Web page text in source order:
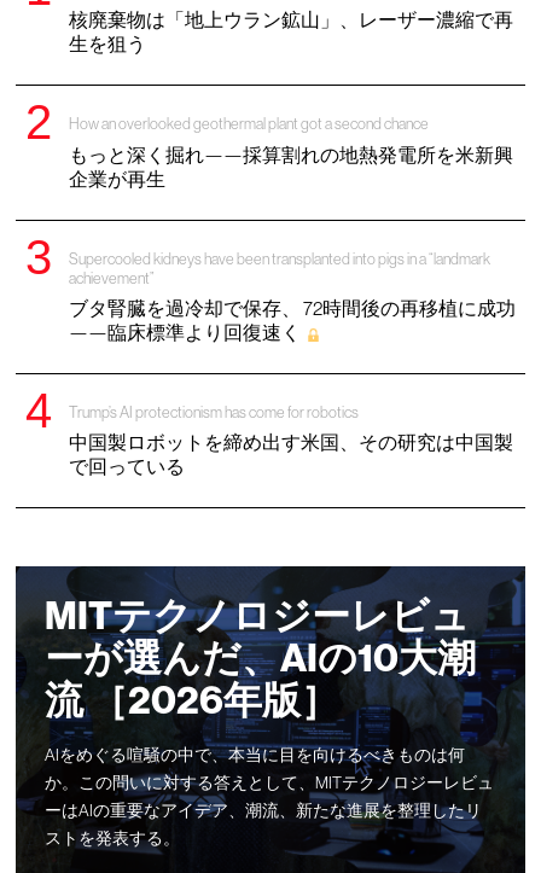
核廃棄物は「地上ウラン鉱山」、レーザー濃縮で再
生を狙う
How an overlooked geothermal plant got a second chance
もっと深く掘れ——採算割れの地熱発電所を米新興
企業が再生
Supercooled kidneys have been transplanted into pigs in a “landmark
achievement”
ブタ腎臓を過冷却で保存、 72時間後の再移植に成功
——臨床標準より回復速く
Trump’s AI protectionism has come for robotics
中国製ロボットを締め出す米国、その研究は中国製
で回っている
MITテクノロジーレビュ
ーが選んだ、AIの10大潮
流 ［2026年版］
AIをめぐる喧騒の中で、本当に目を向けるべきものは何
か。この問いに対する答えとして、MITテクノロジーレビュ
ーはAIの重要なアイデア、潮流、新たな進展を整理したリ
ストを発表する。